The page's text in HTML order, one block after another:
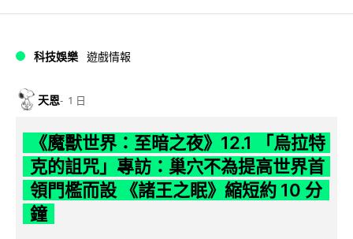
科技娛樂 遊戲情報
天恩 1 日
《魔獸世界：至暗之夜》12.1 「烏拉特
克的詛咒」專訪：巢穴不為提高世界首
領門檻而設 《諸王之眠》縮短約 10 分
鐘